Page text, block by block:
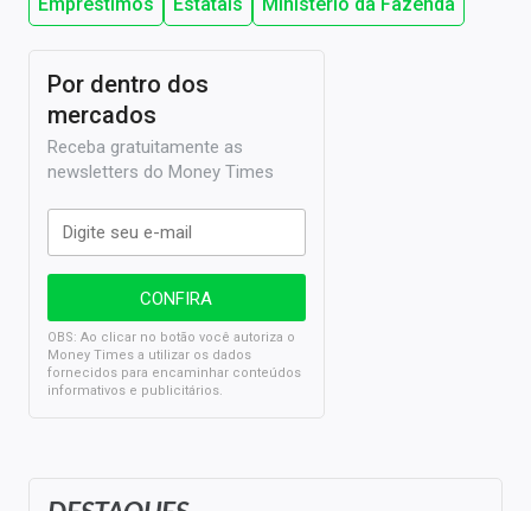
Por dentro dos
mercados
Receba gratuitamente as
newsletters do Money Times
OBS: Ao clicar no botão você autoriza o
Money Times a utilizar os dados
fornecidos para encaminhar conteúdos
informativos e publicitários.